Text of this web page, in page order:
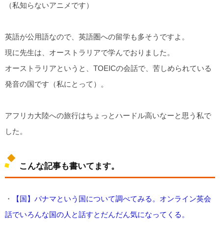
（私知らないアニメです）
英語が公用語なので、英語圏への留学も多そうですよ。
現に先生は、オーストラリアで学んでおりました。
オーストラリアというと、TOEICの会話で、苦しめられている
発音の国です（私にとって）。
アフリカ大陸への旅行はちょっとハードル高いなーと思う私で
した。
こんな記事も書いてます。
・
【国】パナマという国について調べてみる。オンライン英会
話でいろんな国の人と話すとだんだん気になってくる。